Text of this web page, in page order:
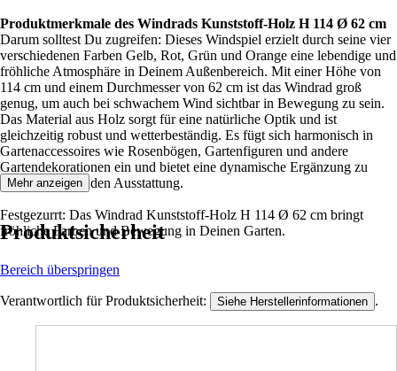
Produktmerkmale des Windrads Kunststoff-Holz H 114 Ø 62 cm
Darum solltest Du zugreifen: Dieses Windspiel erzielt durch seine vier
verschiedenen Farben Gelb, Rot, Grün und Orange eine lebendige und
fröhliche Atmosphäre in Deinem Außenbereich. Mit einer Höhe von
114 cm und einem Durchmesser von 62 cm ist das Windrad groß
genug, um auch bei schwachem Wind sichtbar in Bewegung zu sein.
Das Material aus Holz sorgt für eine natürliche Optik und ist
gleichzeitig robust und wetterbeständig. Es fügt sich harmonisch in
Gartenaccessoires wie Rosenbögen, Gartenfiguren und andere
Gartendekorationen ein und bietet eine dynamische Ergänzung zu
Deiner bestehenden Ausstattung.
Festgezurrt: Das Windrad Kunststoff-Holz H 114 Ø 62 cm bringt
fröhliche Farben und Bewegung in Deinen Garten.
Mehr anzeigen
Produktsicherheit
Bereich überspringen
Verantwortlich für Produktsicherheit: Siehe Herstellerinformationen .